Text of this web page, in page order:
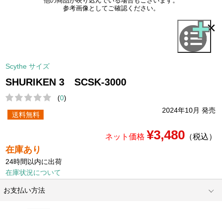
参考画像としてご確認ください。
×
Scythe サイズ
SHURIKEN 3 SCSK-3000
(0)
2024年10月 発売
送料無料
ネット価格 ¥3,480（税込）
在庫あり
24時間以内に出荷
在庫状況について
お支払い方法